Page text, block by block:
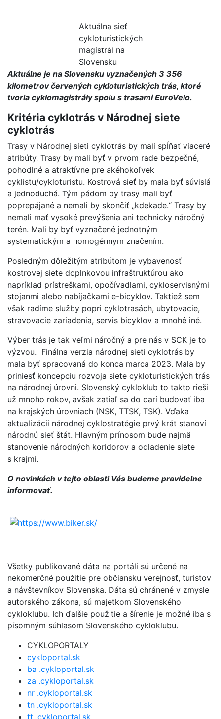
Aktuálna sieť
cykloturistických
magistrál na
Slovensku
Aktuálne je na Slovensku vyznačených 3 356
kilometrov červených cykloturistických trás, ktoré
tvoria cyklomagistrály spolu s trasami EuroVelo.
Kritéria cyklotrás v Národnej siete
cyklotrás
Trasy v Národnej sieti cyklotrás by mali spĺňať viaceré
atribúty. Trasy by mali byť v prvom rade bezpečné,
pohodlné a atraktívne pre akéhokoľvek
cyklistu/cykloturistu. Kostrová sieť by mala byť súvislá
a jednoduchá. Tým pádom by trasy mali byť
poprepájané a nemali by skončiť „kdekade.“ Trasy by
nemali mať vysoké prevýšenia ani technicky náročný
terén. Mali by byť vyznačené jednotným
systematickým a homogénnym značením.
Posledným dôležitým atribútom je vybavenosť
kostrovej siete doplnkovou infraštruktúrou ako
napríklad prístreškami, opočívadlami, cykloservisnými
stojanmi alebo nabíjačkami e-bicyklov. Taktiež sem
však radíme služby popri cyklotrasách, ubytovacie,
stravovacie zariadenia, servis bicyklov a mnohé iné.
Výber trás je tak veľmi náročný a pre nás v SCK je to
výzvou. Finálna verzia národnej sieti cyklotrás by
mala byť spracovaná do konca marca 2023. Mala by
priniesť koncepciu rozvoja siete cykloturistických trás
na národnej úrovni. Slovenský cykloklub to takto rieši
už mnoho rokov, avšak zatiaľ sa do darí budovať iba
na krajských úrovniach (NSK, TTSK, TSK). Vďaka
aktualizácii národnej cyklostratégie prvý krát stanoví
národnú sieť štát. Hlavným prínosom bude najmä
stanovenie národných koridorov a odladenie siete
s krajmi.
O novinkách v tejto oblasti Vás budeme pravidelne
informovať.
Všetky publikované dáta na portáli sú určené na
nekomerčné použitie pre občiansku verejnosť, turistov
a návštevníkov Slovenska. Dáta sú chránené v zmysle
autorského zákona, sú majetkom Slovenského
cykloklubu. Ich ďalšie použitie a šírenie je možné iba s
písomným súhlasom Slovenského cykloklubu.
CYKLOPORTALY
cykloportal.sk
ba .cykloportal.sk
za .cykloportal.sk
nr .cykloportal.sk
tn .cykloportal.sk
tt .cykloportal.sk